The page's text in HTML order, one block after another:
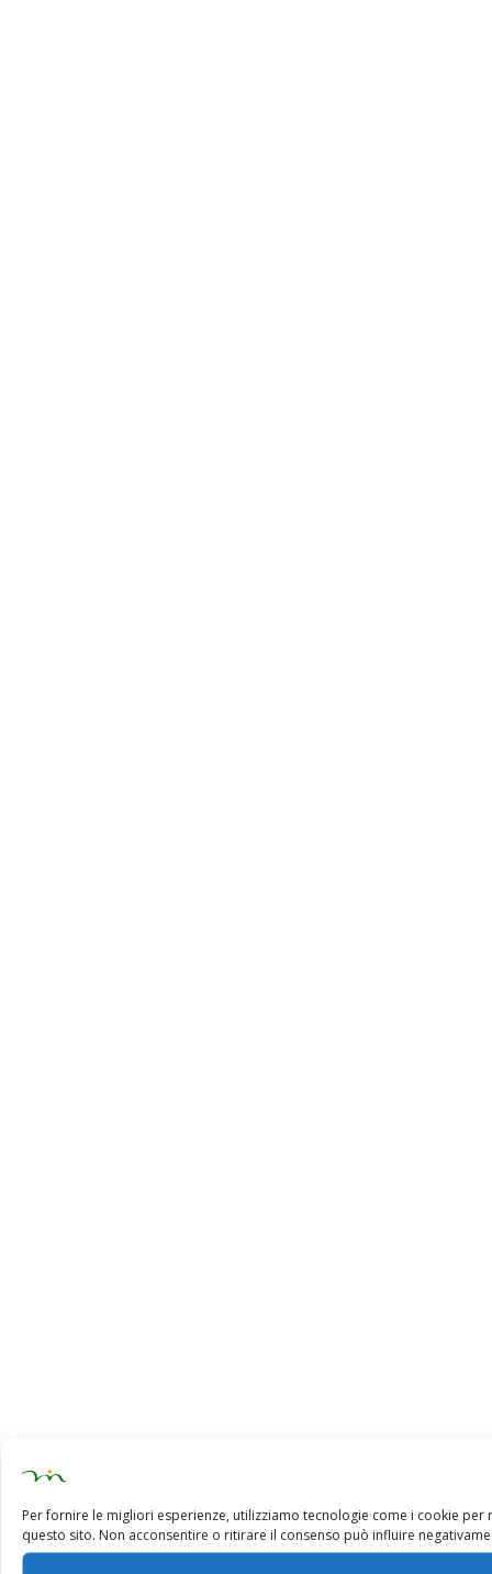
Per fornire le migliori esperienze, utilizziamo tecnologie come i cookie
questo sito. Non acconsentire o ritirare il consenso può influire